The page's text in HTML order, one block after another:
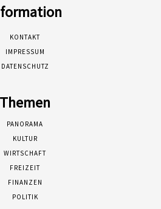
KONTAKT
IMPRESSUM
DATENSCHUTZ
Themen
PANORAMA
KULTUR
WIRTSCHAFT
FREIZEIT
FINANZEN
POLITIK